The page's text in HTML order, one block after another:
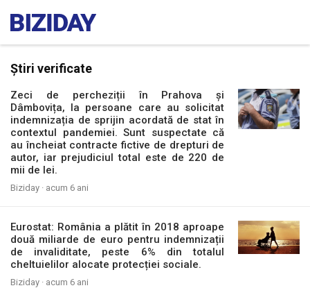
Știri verificate
Zeci de percheziții în Prahova și
Dâmbovița, la persoane care au solicitat
indemnizația de sprijin acordată de stat în
contextul pandemiei. Sunt suspectate că
au încheiat contracte fictive de drepturi de
autor, iar prejudiciul total este de 220 de
mii de lei.
Biziday · acum 6 ani
Eurostat: România a plătit în 2018 aproape
două miliarde de euro pentru indemnizații
de invaliditate, peste 6% din totalul
cheltuielilor alocate protecției sociale.
Biziday · acum 6 ani